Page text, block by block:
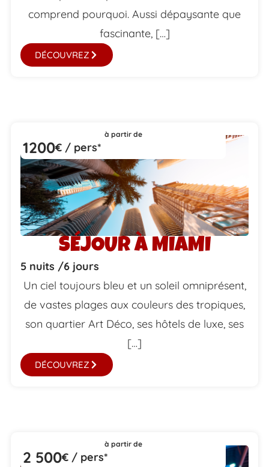
comprend pourquoi. Aussi dépaysante que
fascinante, […]
DÉCOUVREZ
à partir de
1200€ / pers*
SÉJOUR À MIAMI
5 nuits /6 jours
Un ciel toujours bleu et un soleil omniprésent,
de vastes plages aux couleurs des tropiques,
son quartier Art Déco, ses hôtels de luxe, ses
[…]
DÉCOUVREZ
à partir de
2 500€ / pers*